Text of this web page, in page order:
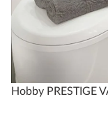
Hobby PRESTIGE